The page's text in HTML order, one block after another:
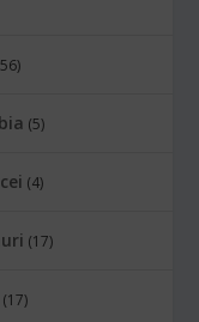
(5)
(4)
(17)
(17)